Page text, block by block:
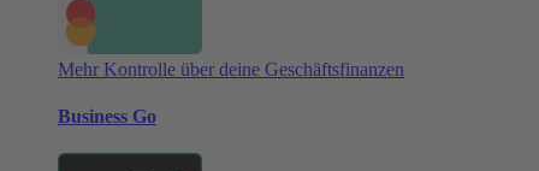
Mehr Kontrolle über deine Geschäftsfinanzen
Business Go